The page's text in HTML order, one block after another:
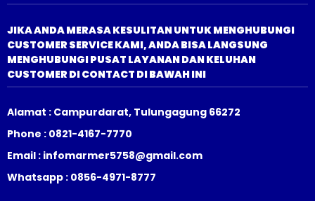
JIKA ANDA MERASA KESULITAN UNTUK MENGHUBUNGI
CUSTOMER SERVICE KAMI, ANDA BISA LANGSUNG
MENGHUBUNGI PUSAT LAYANAN DAN KELUHAN
CUSTOMER DI CONTACT DI BAWAH INI
Alamat : Campurdarat, Tulungagung 66272
Phone : 0821-4167-7770
Email : infomarmer5758@gmail.com
Whatsapp : 0856-4971-8777